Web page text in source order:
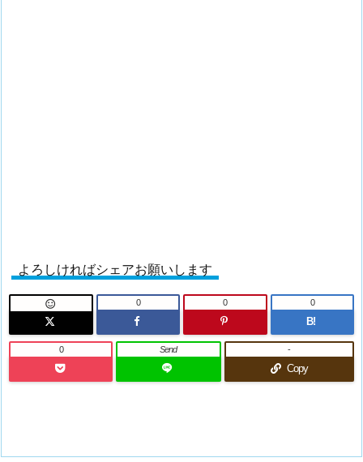
よろしければシェアお願いします
 0 0
B!
0
0 Send
Copy
-